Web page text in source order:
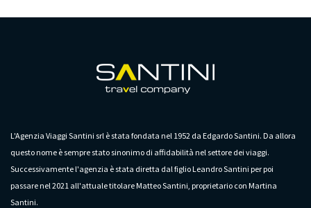
L'Agenzia Viaggi Santini srl è stata fondata nel 1952 da Edgardo Santini. Da allora
questo nome è sempre stato sinonimo di affidabilità nel settore dei viaggi.
Successivamente l'agenzia è stata diretta dal figlio Leandro Santini per poi
passare nel 2021 all'attuale titolare Matteo Santini, proprietario con Martina
Santini.